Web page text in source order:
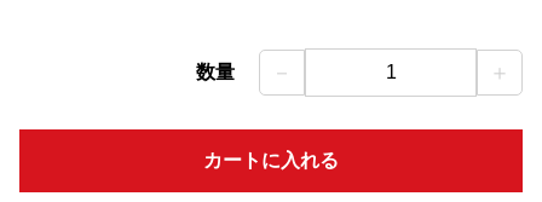
数量 － 1 ＋
カートに入れる